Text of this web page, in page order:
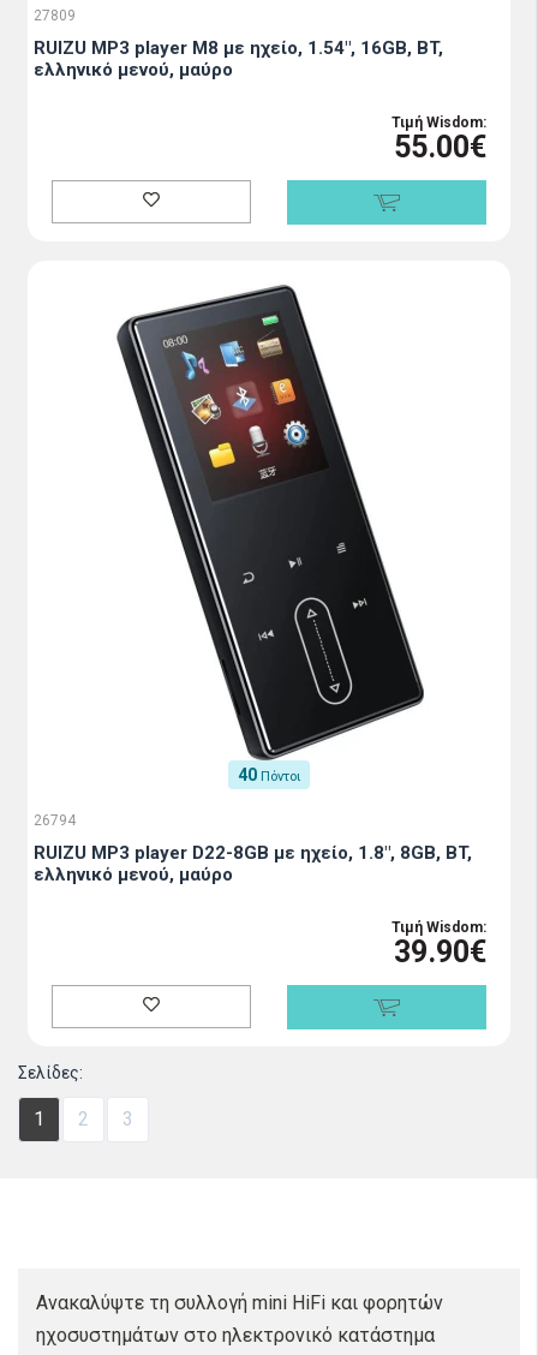
27809
RUIZU MP3 player M8 με ηχείο, 1.54", 16GB, BT,
ελληνικό μενού, μαύρο
Τιμή Wisdom:
55.00€
40 Πόντοι
26794
RUIZU MP3 player D22-8GB με ηχείο, 1.8", 8GB, BT,
ελληνικό μενού, μαύρο
Τιμή Wisdom:
39.90€
Σελίδες:
1 2 3
Ανακαλύψτε τη συλλογή mini HiFi και φορητών
ηχοσυστημάτων στο ηλεκτρονικό κατάστημα